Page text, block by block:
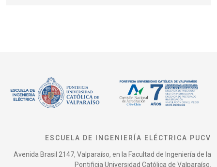
ESCUELA DE INGENIERÍA ELÉCTRICA PUCV
Avenida Brasil 2147, Valparaíso, en la Facultad de Ingeniería de la
Pontificia Universidad Católica de Valparaíso.